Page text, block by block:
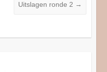
Uitslagen ronde 2 →